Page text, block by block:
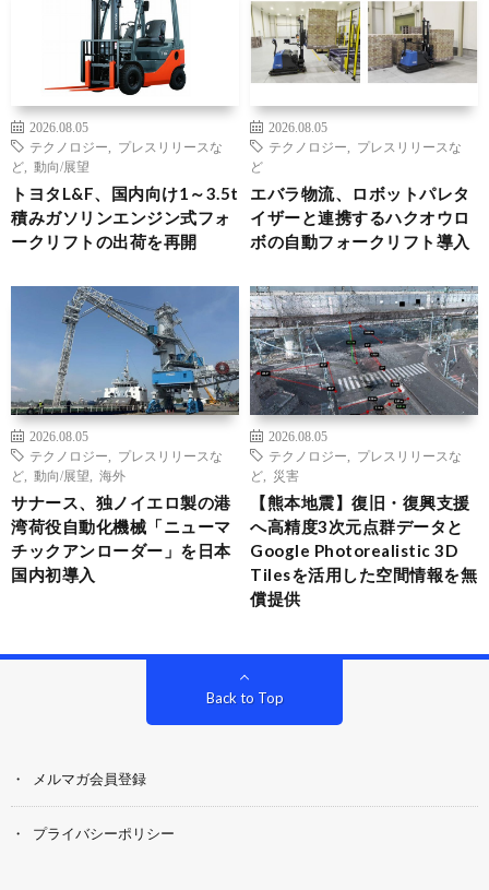
2026.08.05
テクノロジー
プレスリリースな
ど
動向/展望
トヨタL&F、国内向け1～3.5t
積みガソリンエンジン式フォ
ークリフトの出荷を再開
2026.08.05
テクノロジー
プレスリリースな
ど
エバラ物流、ロボットパレタ
イザーと連携するハクオウロ
ボの自動フォークリフト導入
2026.08.05
テクノロジー
プレスリリースな
ど
動向/展望 海外
サナース、独ノイエロ製の港
湾荷役自動化機械「ニューマ
チックアンローダー」を日本
国内初導入
2026.08.05
テクノロジー
プレスリリースな
ど
災害
【熊本地震】復旧・復興支援
へ高精度3次元点群データと
Google Photorealistic 3D
Tilesを活用した空間情報を無
償提供
Back to Top
メルマガ会員登録
プライバシーポリシー